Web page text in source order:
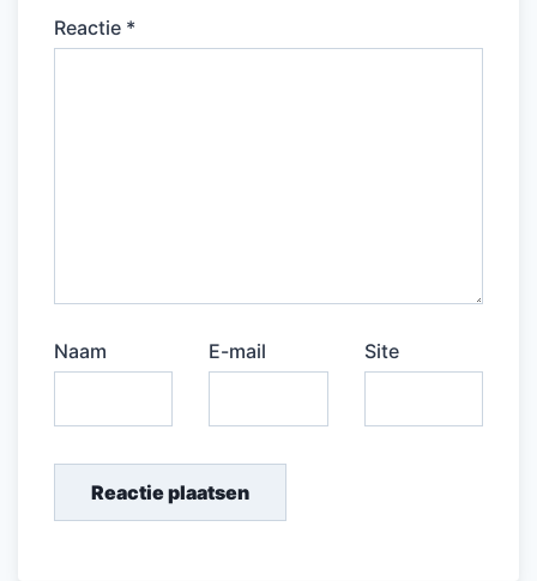
Reactie *
Naam E-mail Site